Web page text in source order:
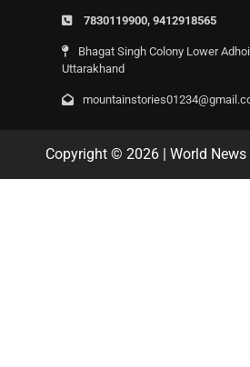
7830119900, 9412918565
Bhagat Singh Colony Lower
Uttarakhand
Copyright © 2026 | World News